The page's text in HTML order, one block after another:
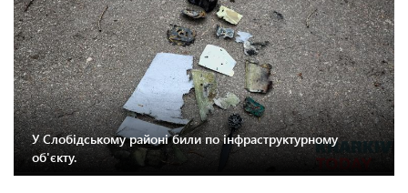
У Слобідському районі били по інфраструктурному
об'єкту.